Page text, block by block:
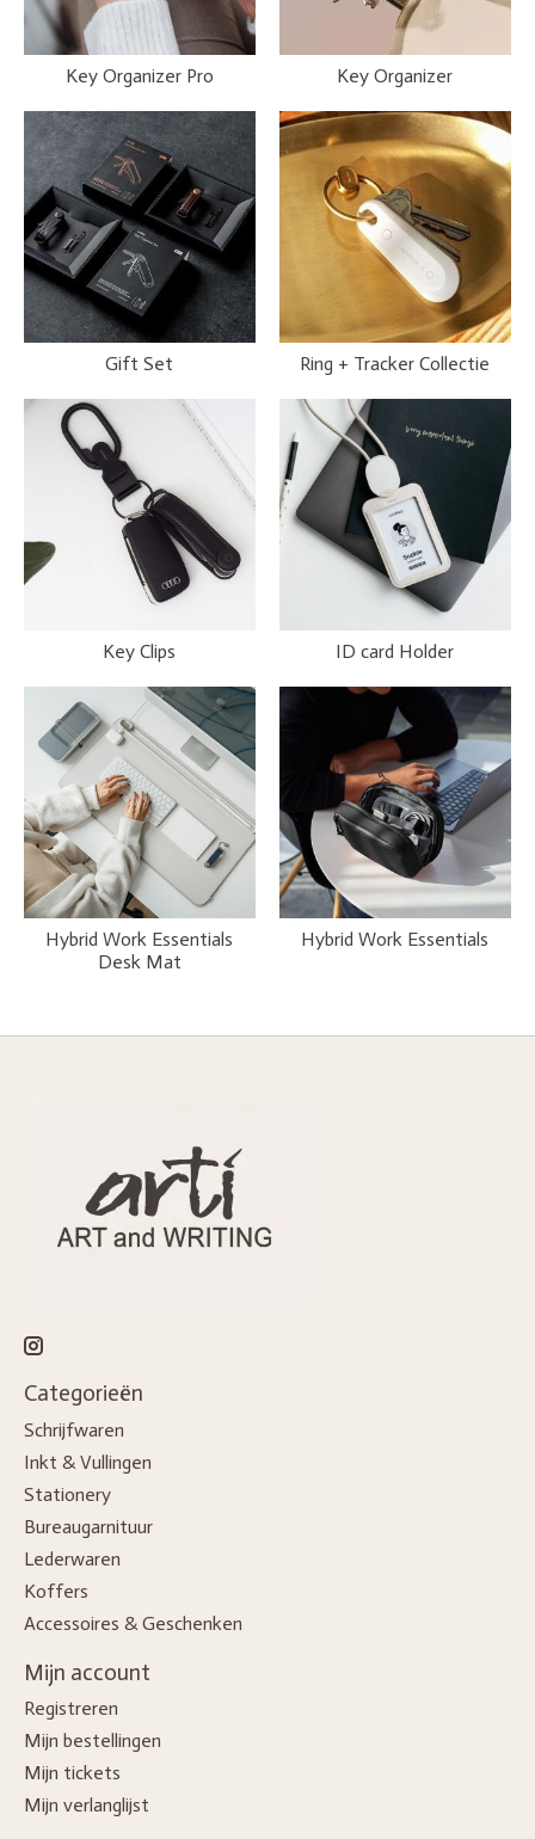
Key Organizer Pro Key Organizer
Gift Set Ring + Tracker Collectie
Key Clips ID card Holder
Hybrid Work Essentials
Desk Mat
Hybrid Work Essentials
Categorieën
Schrijfwaren
Inkt & Vullingen
Stationery
Bureaugarnituur
Lederwaren
Koffers
Accessoires & Geschenken
Mijn account
Registreren
Mijn bestellingen
Mijn tickets
Mijn verlanglijst